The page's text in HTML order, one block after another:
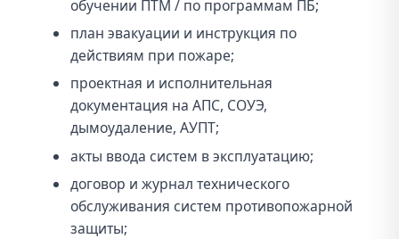
обучении ПТМ / по программам ПБ;
план эвакуации и инструкция по
действиям при пожаре;
проектная и исполнительная
документация на АПС, СОУЭ,
дымоудаление, АУПТ;
акты ввода систем в эксплуатацию;
договор и журнал технического
обслуживания систем противопожарной
защиты;